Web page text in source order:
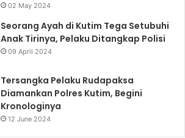
02 May 2024
Seorang Ayah di Kutim Tega Setubuhi
Anak Tirinya, Pelaku Ditangkap Polisi
09 April 2024
Tersangka Pelaku Rudapaksa
Diamankan Polres Kutim, Begini
Kronologinya
12 June 2024